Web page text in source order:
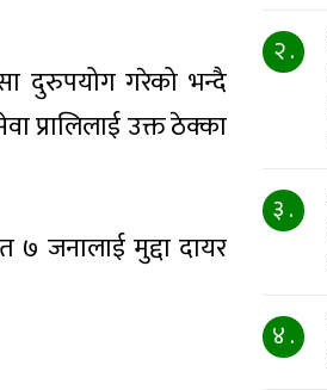
दुरुपयोग गरेको भन्दै
प्रालिलाई उक्त ठेक्का
जनालाई मुद्दा दायर
२ .
३ .
४ .